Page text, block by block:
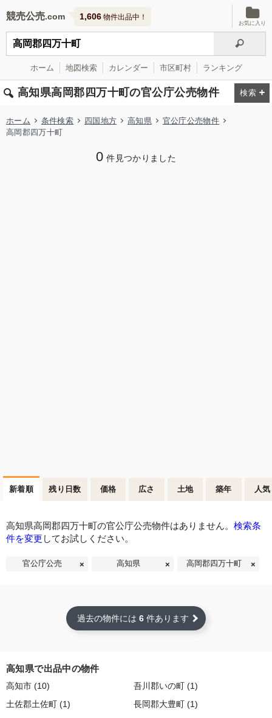
競売公売 1,606 物件出品中！
お気に入り
ホーム 地図検索 カレンダー 市区町村 ランキング
高知県高岡郡四万十町の官公庁公売物件
ホーム 条件検索 四国地方 高知県
官公庁公売物件
高岡郡四万十町
0 件見つかりました
新着順 残り日数 価格 広さ 土地 築年 人気
高知県高岡郡四万十町の官公庁公売物件はありません。 検索条
件を変更 してお試しください。
官公庁公売 高知県 高岡郡四万十町
過去の物件には 6 件あります
高知県で出品中の物件
高知市 (10) 吾川郡いの町 (1)
土佐郡土佐町 (1) 長岡郡大豊町 (1)